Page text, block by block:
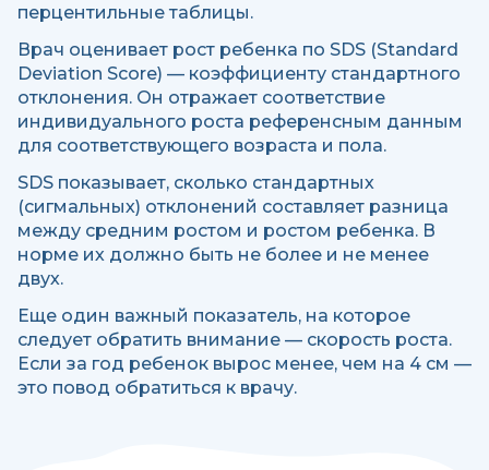
перцентильные таблицы.
Врач оценивает рост ребенка по SDS (Standard
Deviation Score) — коэффициенту стандартного
отклонения. Он отражает соответствие
индивидуального роста референсным данным
для соответствующего возраста и пола.
SDS показывает, сколько стандартных
(сигмальных) отклонений составляет разница
между средним ростом и ростом ребенка. В
норме их должно быть не более и не менее
двух.
Еще один важный показатель, на которое
следует обратить внимание — скорость роста.
Если за год ребенок вырос менее, чем на 4 см —
это повод обратиться к врачу.